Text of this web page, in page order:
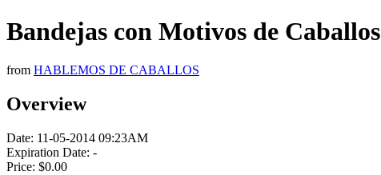
Bandejas con Motivos de Caballos
from HABLEMOS DE CABALLOS
Overview
Date: 11-05-2014 09:23AM
Expiration Date: -
Price: $0.00